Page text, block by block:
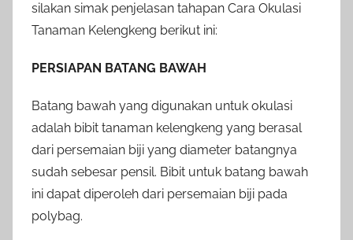
silakan simak penjelasan tahapan Cara Okulasi
Tanaman Kelengkeng berikut ini:
PERSIAPAN BATANG BAWAH
Batang bawah yang digunakan untuk okulasi
adalah bibit tanaman kelengkeng yang berasal
dari persemaian biji yang diameter batangnya
sudah sebesar pensil. Bibit untuk batang bawah
ini dapat diperoleh dari persemaian biji pada
polybag.